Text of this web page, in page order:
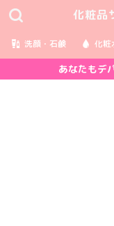
化粧品
洗顔・石鹸 化粧
あなたもデ